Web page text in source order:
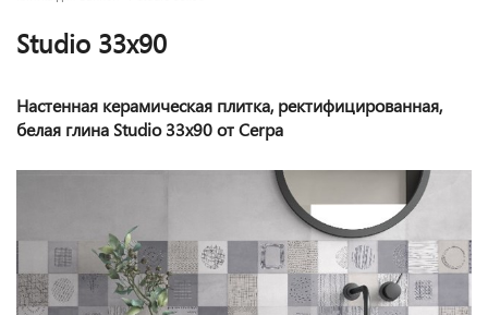
Studio 33x90
Настенная керамическая плитка, ректифицированная,
белая глина Studio 33x90 от Cerpa